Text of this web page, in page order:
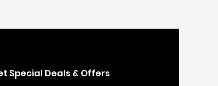
Special Deals & Offers